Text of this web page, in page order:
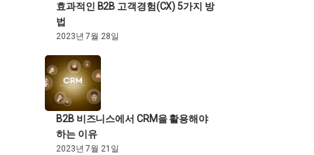
효과적인 B2B 고객경험(CX) 5가지 방
법
2023년 7월 28일
B2B 비즈니스에서 CRM을 활용해야
하는 이유
2023년 7월 21일